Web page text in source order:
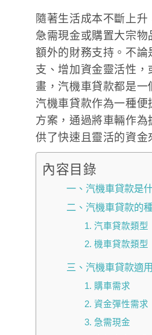
隨著生活成本不斷上
急需現金或購置大宗物
額外的財務支持。不論
支、增加資金靈活性，
畫，汽機車貸款都是一
汽機車貸款作為一種便
方案，通過將車輛作為
供了快速且靈活的資金
內容目錄
一、汽機車貸款是
二、汽機車貸款的
1. 汽車貸款類型
2. 機車貸款類型
三、汽機車貸款適
1. 購車需求
2. 資金彈性需求
3. 急需現金